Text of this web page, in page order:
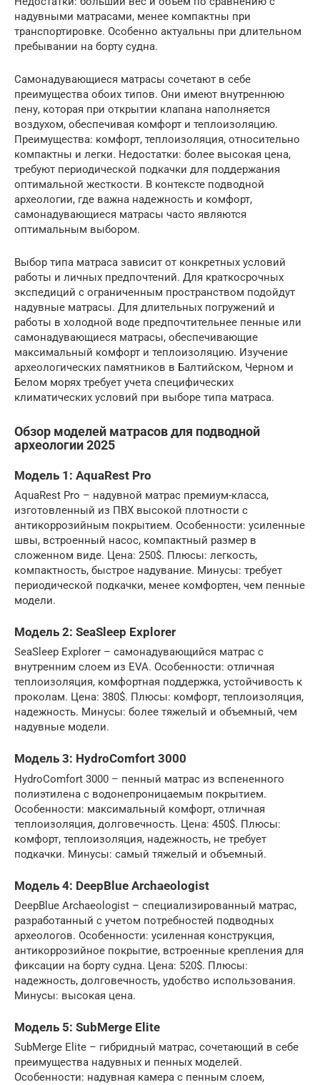
надувными матрасами, менее компактны при
транспортировке. Особенно актуальны при длительном
пребывании на борту судна.
Самонадувающиеся матрасы сочетают в себе
преимущества обоих типов. Они имеют внутреннюю
пену, которая при открытии клапана наполняется
воздухом, обеспечивая комфорт и теплоизоляцию.
Преимущества: комфорт, теплоизоляция, относительно
компактны и легки. Недостатки: более высокая цена,
требуют периодической подкачки для поддержания
оптимальной жесткости. В контексте подводной
археологии, где важна надежность и комфорт,
самонадувающиеся матрасы часто являются
оптимальным выбором.
Выбор типа матраса зависит от конкретных условий
работы и личных предпочтений. Для краткосрочных
экспедиций с ограниченным пространством подойдут
надувные матрасы. Для длительных погружений и
работы в холодной воде предпочтительнее пенные или
самонадувающиеся матрасы, обеспечивающие
максимальный комфорт и теплоизоляцию. Изучение
археологических памятников в Балтийском, Черном и
Белом морях требует учета специфических
климатических условий при выборе типа матраса.
Обзор моделей матрасов для подводной
археологии 2025
Модель 1: AquaRest Pro
AquaRest Pro – надувной матрас премиум-класса,
изготовленный из ПВХ высокой плотности с
антикоррозийным покрытием. Особенности: усиленные
швы, встроенный насос, компактный размер в
сложенном виде. Цена: 250$. Плюсы: легкость,
компактность, быстрое надувание. Минусы: требует
периодической подкачки, менее комфортен, чем пенные
модели.
Модель 2: SeaSleep Explorer
SeaSleep Explorer – самонадувающийся матрас с
внутренним слоем из EVA. Особенности: отличная
теплоизоляция, комфортная поддержка, устойчивость к
проколам. Цена: 380$. Плюсы: комфорт, теплоизоляция,
надежность. Минусы: более тяжелый и объемный, чем
надувные модели.
Модель 3: HydroComfort 3000
HydroComfort 3000 – пенный матрас из вспененного
полиэтилена с водонепроницаемым покрытием.
Особенности: максимальный комфорт, отличная
теплоизоляция, долговечность. Цена: 450$. Плюсы:
комфорт, теплоизоляция, надежность, не требует
подкачки. Минусы: самый тяжелый и объемный.
Модель 4: DeepBlue Archaeologist
DeepBlue Archaeologist – специализированный матрас,
разработанный с учетом потребностей подводных
археологов. Особенности: усиленная конструкция,
антикоррозийное покрытие, встроенные крепления для
фиксации на борту судна. Цена: 520$. Плюсы:
надежность, долговечность, удобство использования.
Минусы: высокая цена.
Модель 5: SubMerge Elite
SubMerge Elite – гибридный матрас, сочетающий в себе
преимущества надувных и пенных моделей.
Особенности: надувная камера с пенным слоем,